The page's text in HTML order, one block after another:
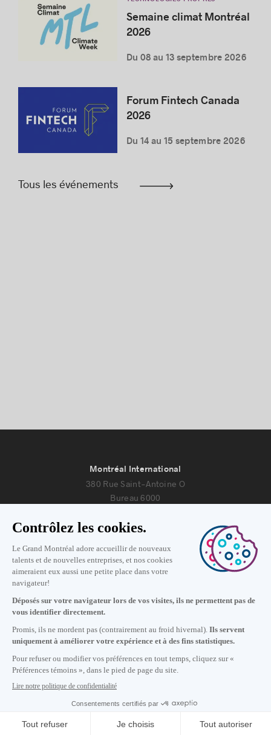
Semaine climat Montréal
2026
Du 08 au 13 septembre 2026
Forum Fintech Canada
2026
Du 14 au 15 septembre 2026
Tous les événements
S'abonner à notre infolettre
Carrières
À propos de nous
Montréal International
380 Rue Saint-Antoine O
Bureau 6000
Nous joindre
Lundi au vendredi de 8h30 à 17h.